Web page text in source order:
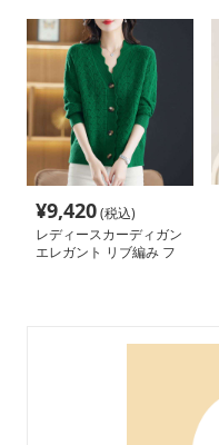
¥9,420(税込)
レディースカーディガン
エレガント リブ編み フ